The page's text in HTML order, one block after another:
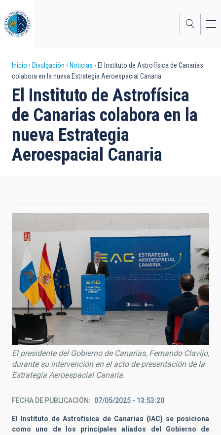
al
contenido
principal
Sobrescribir
enlaces
de
ayuda
a
la
Inicio Divulgación Noticias
El Instituto de Astrofísica de Canarias
colabora en la nueva Estrategia Aeroespacial Canaria
El Instituto de Astrofísica
de Canarias colabora en la
nueva Estrategia
Aeroespacial Canaria
El presidente del Gobierno de Canarias, Fernando Clavijo,
durante su intervención en el acto de presentación de la
Estrategia Aeroespacial Canaria.
FECHA DE PUBLICACIÓN 07/05/2025 - 13:53:20
El Instituto de Astrofísica de Canarias (IAC) se posiciona
como uno de los principales aliados del Gobierno de